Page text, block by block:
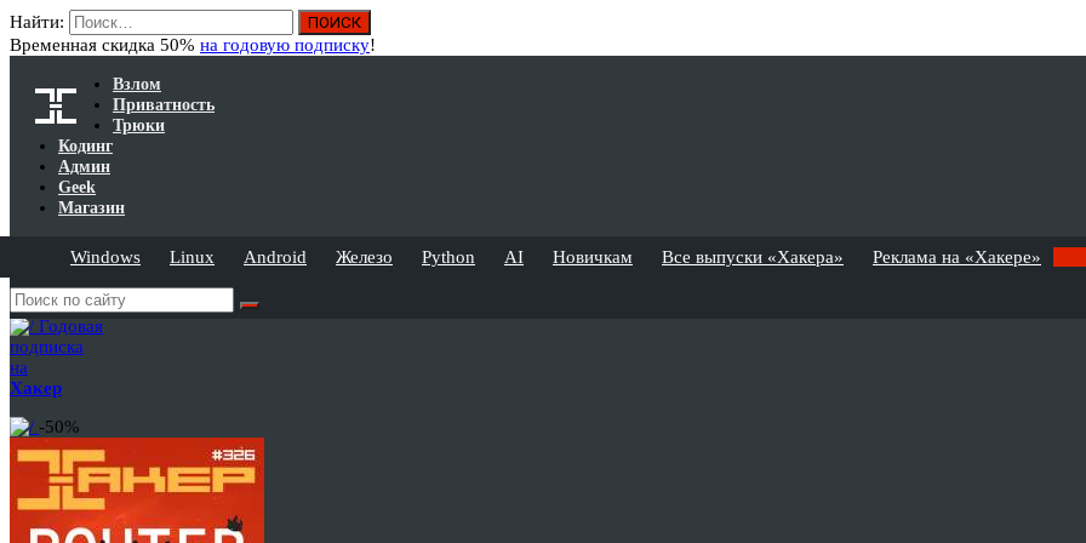
Найти:
Временная скидка 50% на годовую подписку!
Взлом
Приватность
Трюки
Кодинг
Админ
Geek
Магазин
Windows Linux Android Железо Python AI Новичкам Все выпуски «Хакера» Реклама на «Хакере»
Годовая
подписка
на
Хакер
-50%